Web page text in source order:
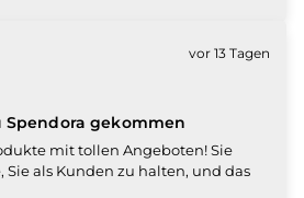
vor 13 Tagen
gekommen
mit tollen Angeboten! Sie
Sie als Kunden zu halten, und das